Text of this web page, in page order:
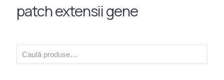
patch extensii gene